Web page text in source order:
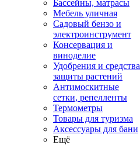
Бассейны, матрасы
Мебель уличная
Садовый бензо и
электроинструмент
Консервация и
виноделие
Удобрения и средства
защиты растений
Антимоскитные
сетки, репелленты
Термометры
Товары для туризма
Аксессуары для бани
Ещё